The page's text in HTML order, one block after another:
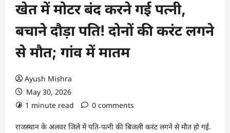
खेत में मोटर बंद करने गई पत्नी,
बचाने दौड़ा पति! दोनों की करंट लगने
से मौत; गांव में मातम
Ayush Mishra
May 30, 2026
1 minute read
0 comments
राजस्थान के अलवर जिले में पति-पत्नी की बिजली करंट लगने से मौत हो गई.